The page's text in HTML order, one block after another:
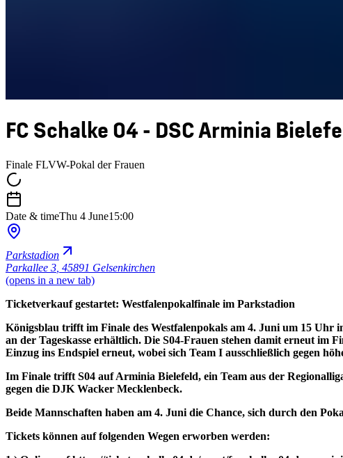
FC Schalke 04 - DSC Arminia
Finale FLVW-Pokal der Frauen
Date & timeThu 4 June15:00
Parkstadion
Parkallee 3 45891 Gelsenkirchen
(opens in a new tab)
Ticketverkauf gestartet: Westfalenpokalfinale im Parkstadion
Königsblau trifft im Finale des Westfalenpokals am 4. Juni um 15
an der Tageskasse erhältlich. Die S04-Frauen stehen damit erneut
Einzug ins Endspiel erneut, wobei sich Team I ausschließlich gegen
Im Finale trifft S04 auf Arminia Bielefeld, ein Team aus der
gegen die DJK Wacker Mecklenbeck.
Beide Mannschaften haben am 4. Juni die Chance, sich durch den
Tickets können auf folgenden Wegen erworben werden: